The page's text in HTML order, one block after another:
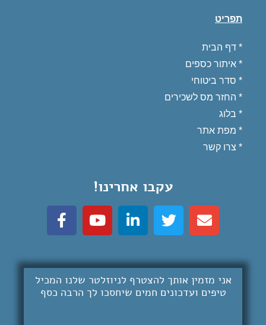
תפריט
* דף הבית
* איתור כספים
* סדר ביטוחי
* החזר מס לשכירים
* בלוג
* מפת אתר
* צרו קשר
עקבו אחרינו!
אני מזמין אותך להצטרף לניוזלטר שלנו המכיל
טיפים ועדכונים חמים שיחסכו לך הרבה כסף